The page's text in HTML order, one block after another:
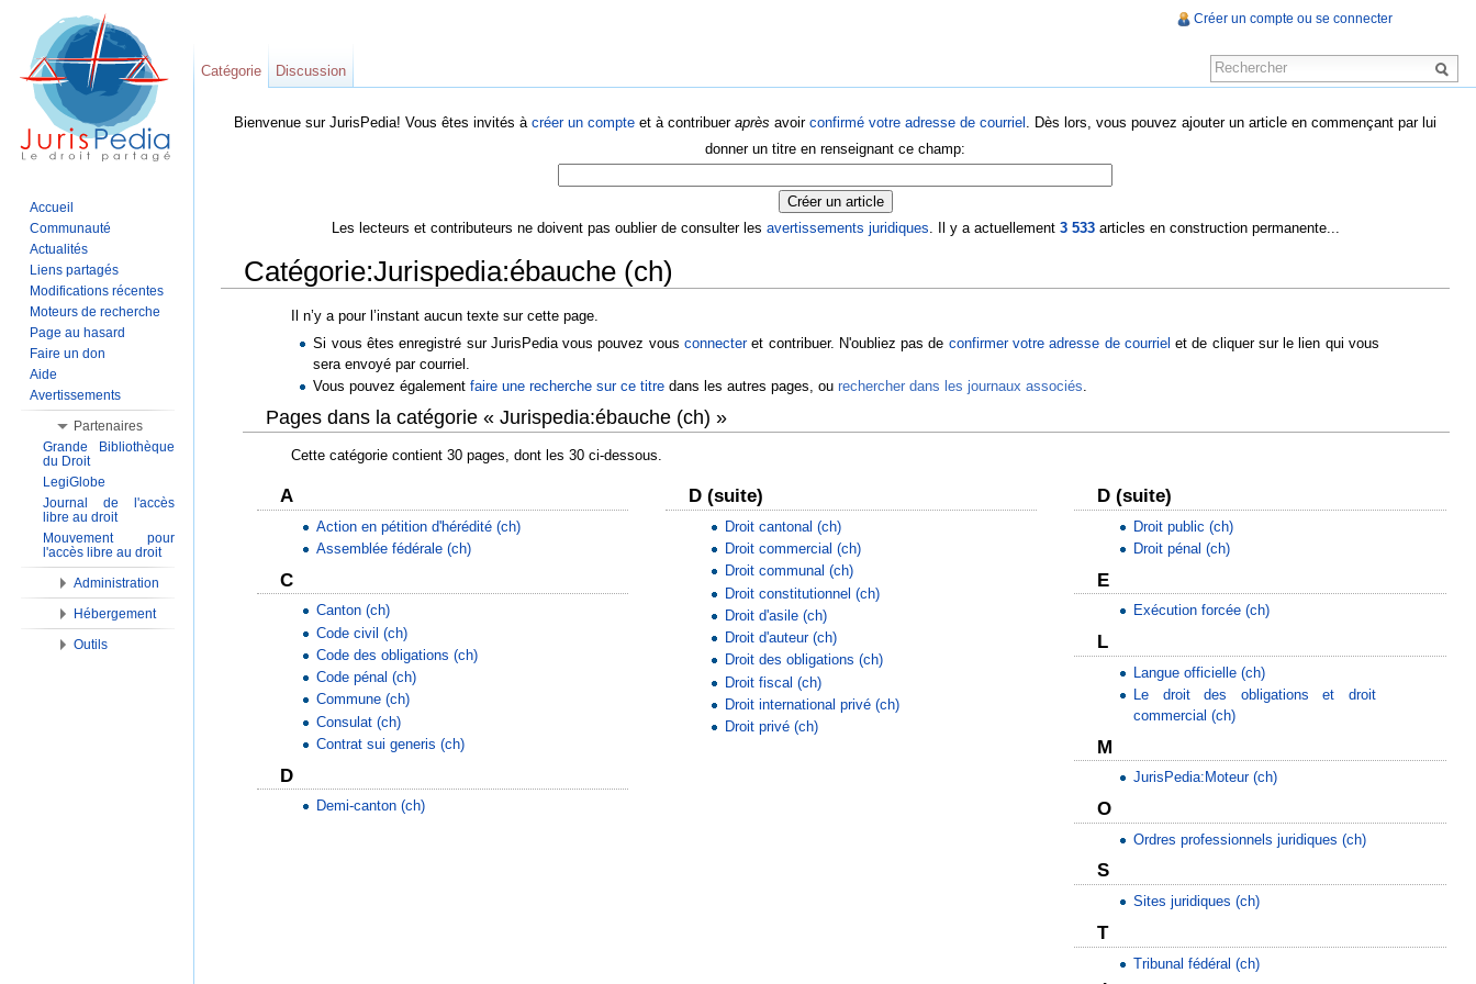
Bienvenue sur JurisPedia! Vous êtes invités à créer un compte et à contribuer après avoir confirmé votre adresse de courriel . Dès lors, vous pouvez ajouter un article en commençant par lui
donner un titre en renseignant ce champ:
Les lecteurs et contributeurs ne doivent pas oublier de consulter les avertissements juridiques. Il y a actuellement 3 533articles en construction permanente...
Catégorie:Jurispedia:ébauche (ch)
Il n’y a pour l’instant aucun texte sur cette page.
Si vous êtes enregistré sur JurisPedia vous pouvez vous connecteret contribuer. N'oubliez pas de confirmer votre adresse de courriel et de cliquer sur le lien qui vous
sera envoyé par courriel.
Vous pouvez égalementfaire une recherche sur ce titre dans les autres pages, ourechercher dans les journaux associés.
Pages dans la catégorie « Jurispedia:ébauche (ch) »
Cette catégorie contient 30 pages, dont les 30 ci-dessous.
A
Action en pétition d'hérédité (ch)
Assemblée fédérale (ch)
C
Canton (ch)
Code civil (ch)
Code des obligations (ch)
Code pénal (ch)
Commune (ch)
Consulat (ch)
Contrat sui generis (ch)
D
Demi-canton (ch)
D (suite)
Droit cantonal (ch)
Droit commercial (ch)
Droit communal (ch)
Droit constitutionnel (ch)
Droit d'asile (ch)
Droit d'auteur (ch)
Droit des obligations (ch)
Droit fiscal (ch)
Droit international privé (ch)
Droit privé (ch)
D (suite)
Droit public (ch)
Droit pénal (ch)
E
Exécution forcée (ch)
L
Langue officielle (ch)
Le droit des obligations et droit
commercial (ch)
M
JurisPedia:Moteur (ch)
O
Ordres professionnels juridiques (ch)
S
Sites juridiques (ch)
T
Tribunal fédéral (ch)
Créer un compte ou se connecter
Catégorie Discussion
Accueil
Communauté
Actualités
Liens partagés
Modifications récentes
Moteurs de recherche
Page au hasard
Faire un don
Aide
Avertissements
Partenaires
Grande Bibliothèque
du Droit
LegiGlobe
Journal de l'accès
libre au droit
Mouvement pour
l'accès libre au droit
Administration
Hébergement
Outils